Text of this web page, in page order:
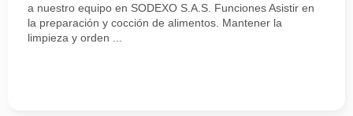
a nuestro equipo en SODEXO S.A.S. Funciones Asistir en
la preparación y cocción de alimentos. Mantener la
limpieza y orden ...